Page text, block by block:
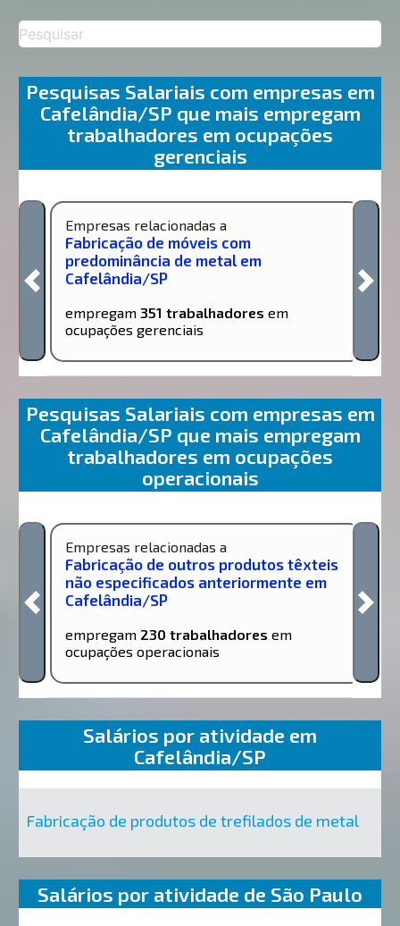
Pesquisas Salariais com empresas em
Cafelândia/SP que mais empregam
trabalhadores em ocupações
gerenciais
Empresas relacionadas a
Fabricação de móveis com
predominância de metal em
Cafelândia/SP
empregam 351 trabalhadores em
ocupações gerenciais
Pesquisas Salariais com empresas em
Cafelândia/SP que mais empregam
trabalhadores em ocupações
operacionais
Empresas relacionadas a
Fabricação de outros produtos têxteis
não especificados anteriormente em
Cafelândia/SP
empregam 230 trabalhadores em
ocupações operacionais
Salários por atividade em
Cafelândia/SP
Fabricação de produtos de trefilados de metal
Salários por atividade de São Paulo